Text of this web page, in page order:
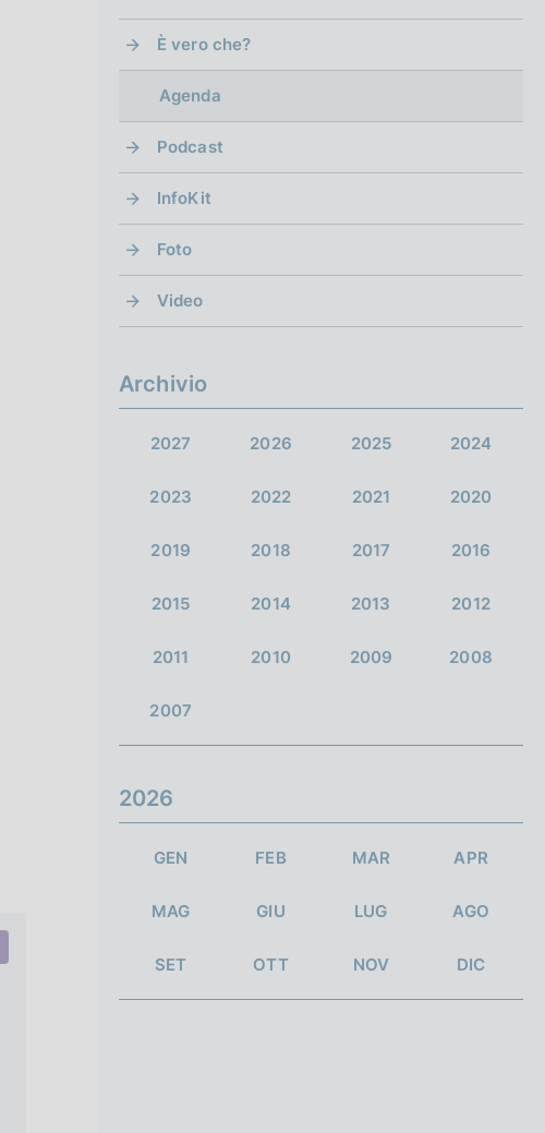
È vero che?
Agenda
Podcast
InfoKit
Foto
Video
Archivio
2027 2026 2025 2024
2023 2022 2021 2020
2019 2018 2017 2016
2015 2014 2013 2012
2011 2010 2009 2008
2007
2026
GEN FEB MAR APR
MAG GIU LUG AGO
SET OTT NOV DIC